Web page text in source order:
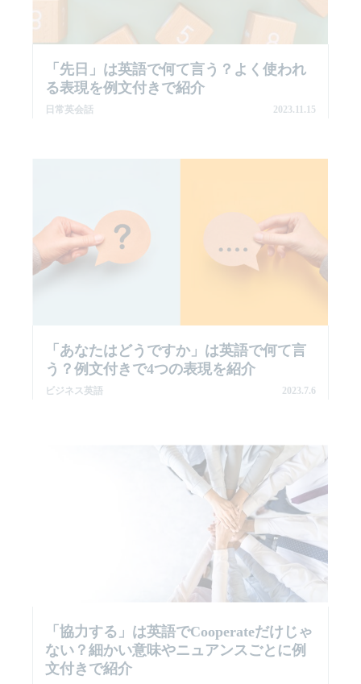
「先日」は英語で何て言う？よく使われ
る表現を例文付きで紹介
日常英会話 2023.11.15
「あなたはどうですか」は英語で何て言
う？例文付きで4つの表現を紹介
ビジネス英語 2023.7.6
「協力する」は英語でCooperateだけじゃ
ない？細かい意味やニュアンスごとに例
文付きで紹介